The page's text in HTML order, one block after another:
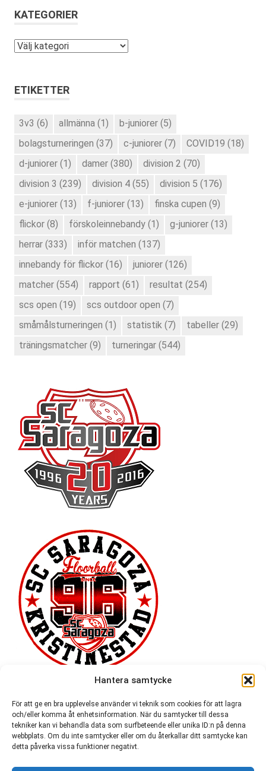
Hantera samtycke
För att ge en bra upplevelse använder vi teknik som cookies för att lagra
och/eller komma åt enhetsinformation. När du samtycker till dessa
tekniker kan vi behandla data som surfbeteende eller unika ID:n på denna
webbplats. Om du inte samtycker eller om du återkallar ditt samtycke kan
detta påverka vissa funktioner negativt.
KATEGORIER
Kategorier
ETIKETTER
3v3 (6) allmänna (1) b-juniorer (5)
bolagsturneringen (37) c-juniorer (7) COVID19 (18)
d-juniorer (1) damer (380) division 2 (70)
division 3 (239) division 4 (55) division 5 (176)
e-juniorer (13) f-juniorer (13) finska cupen (9)
flickor (8) förskoleinnebandy (1) g-juniorer (13)
herrar (333) inför matchen (137)
innebandy för flickor (16) juniorer (126)
matcher (554) rapport (61) resultat (254)
scs open (19) scs outdoor open (7)
småmålsturneringen (1) statistik (7) tabeller (29)
träningsmatcher (9) turneringar (544)